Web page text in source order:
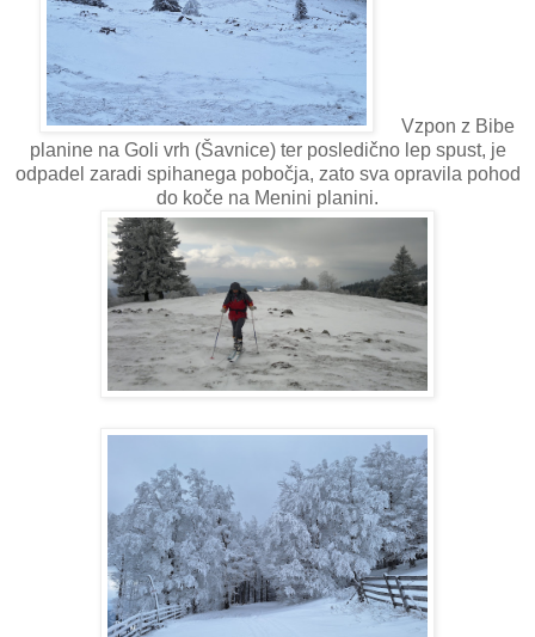
Vzpon z Bibe
planine na Goli vrh (Šavnice) ter posledično lep spust, je
odpadel zaradi spihanega pobočja, zato sva opravila pohod
do koče na Menini planini.